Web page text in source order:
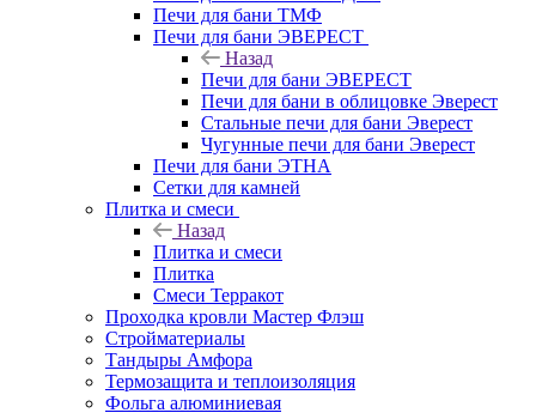
Печи для бани ТМФ
Печи для бани ЭВЕРЕСТ
Назад
Печи для бани ЭВЕРЕСТ
Печи для бани в облицовке Эверест
Стальные печи для бани Эверест
Чугунные печи для бани Эверест
Печи для бани ЭТНА
Сетки для камней
Плитка и смеси
Назад
Плитка и смеси
Плитка
Смеси Терракот
Проходка кровли Мастер Флэш
Стройматериалы
Тандыры Амфора
Термозащита и теплоизоляция
Фольга алюминиевая